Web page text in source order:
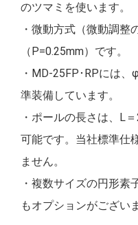
のツマミを使います。
・微動方式（微動調整
（P=0.25mm）です。
・MD-25FP･RPには
準装備しています。
・ポールの長さは、L
可能です。当社標準仕
ません。
・複数サイズの円形素
もオプションがござい